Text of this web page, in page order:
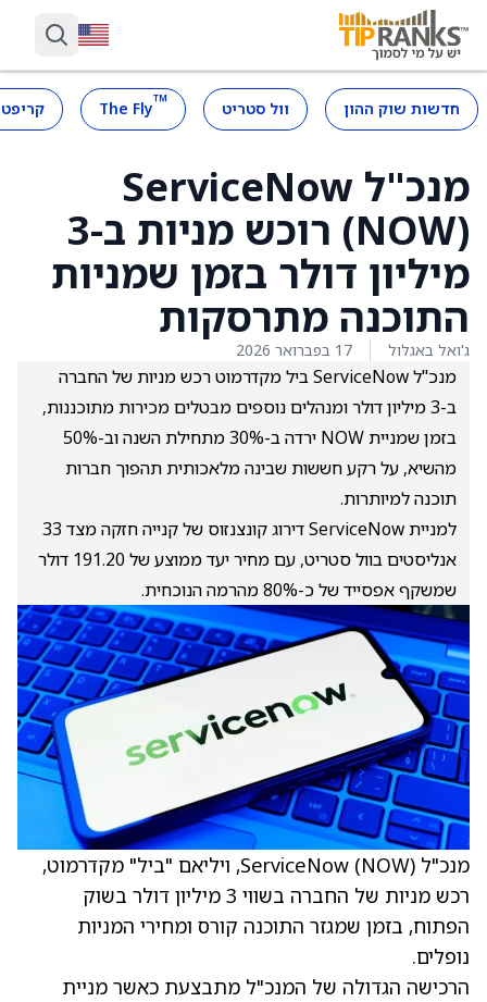
חדשות שוק ההון וול סטריט ™
The Fly
מנכ"ל ServiceNow
(NOW) רוכש מניות ב-3
מיליון דולר בזמן שמניות
התוכנה מתרסקות
ג'ואל באגלול 17 בפברואר 2026
מנכ"ל ServiceNow ביל מקדרמוט רכש מניות של החברה
ב-3 מיליון דולר ומנהלים נוספים מבטלים מכירות מתוכננות,
בזמן שמניית NOW ירדה ב-30% מתחילת השנה וב-50%
מהשיא, על רקע חששות שבינה מלאכותית תהפוך חברות
תוכנה למיותרות.
למניית ServiceNow דירוג קונצנזוס של קנייה חזקה מצד 33
אנליסטים בוול סטריט, עם מחיר יעד ממוצע של 191.20 דולר
שמשקף אפסייד של כ-80% מהרמה הנוכחית.
מנכ"ל ServiceNow (NOW)
, ויליאם "ביל" מקדרמוט,
רכש מניות של החברה בשווי 3 מיליון דולר בשוק
הפתוח, בזמן שמגזר התוכנה קורס ומחירי המניות
נופלים.
הרכישה הגדולה של המנכ"ל מתבצעת כאשר מניית